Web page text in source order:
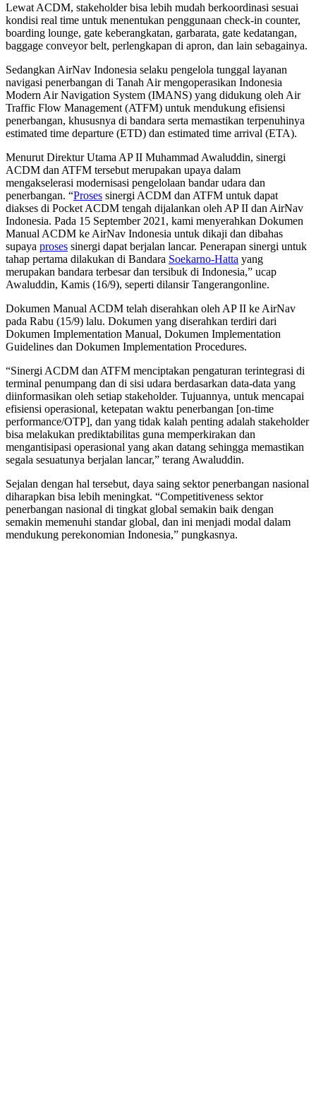
Lewat ACDM, stakeholder bisa lebih mudah berkoordinasi sesuai
kondisi real time untuk menentukan penggunaan check-in counter,
boarding lounge, gate keberangkatan, garbarata, gate kedatangan,
baggage conveyor belt, perlengkapan di apron, dan lain sebagainya.
Sedangkan AirNav Indonesia selaku pengelola tunggal layanan
navigasi penerbangan di Tanah Air mengoperasikan Indonesia
Modern Air Navigation System (IMANS) yang didukung oleh Air
Traffic Flow Management (ATFM) untuk mendukung efisiensi
penerbangan, khususnya di bandara serta memastikan terpenuhinya
estimated time departure (ETD) dan estimated time arrival (ETA).
Menurut Direktur Utama AP II Muhammad Awaluddin, sinergi
ACDM dan ATFM tersebut merupakan upaya dalam
mengakselerasi modernisasi pengelolaan bandar udara dan
penerbangan. “Proses sinergi ACDM dan ATFM untuk dapat
diakses di Pocket ACDM tengah dijalankan oleh AP II dan AirNav
Indonesia. Pada 15 September 2021, kami menyerahkan Dokumen
Manual ACDM ke AirNav Indonesia untuk dikaji dan dibahas
supaya proses sinergi dapat berjalan lancar. Penerapan sinergi untuk
tahap pertama dilakukan di Bandara Soekarno-Hatta yang
merupakan bandara terbesar dan tersibuk di Indonesia,” ucap
Awaluddin, Kamis (16/9), seperti dilansir Tangerangonline.
Dokumen Manual ACDM telah diserahkan oleh AP II ke AirNav
pada Rabu (15/9) lalu. Dokumen yang diserahkan terdiri dari
Dokumen Implementation Manual, Dokumen Implementation
Guidelines dan Dokumen Implementation Procedures.
“Sinergi ACDM dan ATFM menciptakan pengaturan terintegrasi di
terminal penumpang dan di sisi udara berdasarkan data-data yang
diinformasikan oleh setiap stakeholder. Tujuannya, untuk mencapai
efisiensi operasional, ketepatan waktu penerbangan [on-time
performance/OTP], dan yang tidak kalah penting adalah stakeholder
bisa melakukan prediktabilitas guna memperkirakan dan
mengantisipasi operasional yang akan datang sehingga memastikan
segala sesuatunya berjalan lancar,” terang Awaluddin.
Sejalan dengan hal tersebut, daya saing sektor penerbangan nasional
diharapkan bisa lebih meningkat. “Competitiveness sektor
penerbangan nasional di tingkat global semakin baik dengan
semakin memenuhi standar global, dan ini menjadi modal dalam
mendukung perekonomian Indonesia,” pungkasnya.